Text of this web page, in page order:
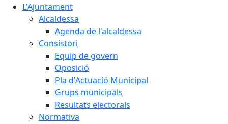
L'Ajuntament
Alcaldessa
Agenda de l'alcaldessa
Consistori
Equip de govern
Oposició
Pla d'Actuació Municipal
Grups municipals
Resultats electorals
Normativa